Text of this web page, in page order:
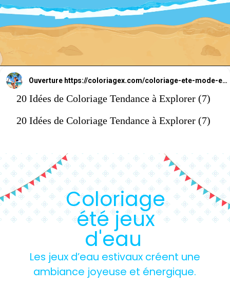
Ouverture https://coloriagex.com/coloriage-ete-mode-estivale/
20 Idées de Coloriage Tendance à Explorer (7)
20 Idées de Coloriage Tendance à Explorer (7)
Coloriage
été jeux
d'eau
Les jeux d’eau estivaux créent une
ambiance joyeuse et énergique.